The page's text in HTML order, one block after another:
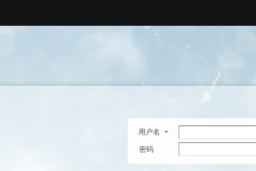
用户名
密码